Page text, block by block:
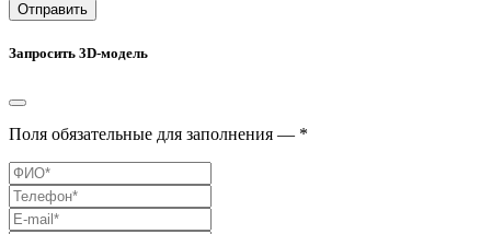
Отправить
Запросить 3D-модель
Поля обязательные для заполнения — *